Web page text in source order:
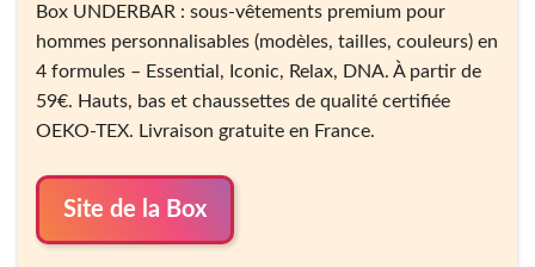
Box UNDERBAR : sous-vêtements premium pour
hommes personnalisables (modèles, tailles, couleurs) en
4 formules – Essential, Iconic, Relax, DNA. À partir de
59€. Hauts, bas et chaussettes de qualité certifiée
OEKO-TEX. Livraison gratuite en France.
Site de la Box